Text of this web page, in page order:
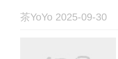
茶YoYo 2025-09-30